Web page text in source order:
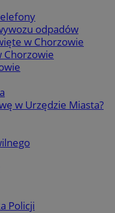
odpadów
w Chorzowie
Chorzowie
w Urzędzie Miasta?
Policji